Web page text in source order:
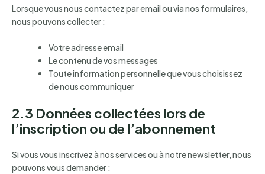
Lorsque vous nous contactez par email ou via nos formulaires,
nous pouvons collecter :
Votre adresse email
Le contenu de vos messages
Toute information personnelle que vous choisissez
de nous communiquer
2.3 Données collectées lors de
l’inscription ou de l’abonnement
Si vous vous inscrivez à nos services ou à notre newsletter, nous
pouvons vous demander :